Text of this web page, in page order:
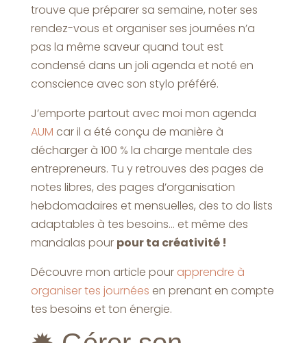
trouve que préparer sa semaine, noter ses
rendez-vous et organiser ses journées n’a
pas la même saveur quand tout est
condensé dans un joli agenda et noté en
conscience avec son stylo préféré.
J’emporte partout avec moi mon agenda
AUM car il a été conçu de manière à
décharger à 100 % la charge mentale des
entrepreneurs. Tu y retrouves des pages de
notes libres, des pages d’organisation
hebdomadaires et mensuelles, des to do lists
adaptables à tes besoins… et même des
mandalas pour pour ta créativité !
Découvre mon article pour apprendre à
organiser tes journées en prenant en compte
tes besoins et ton énergie.